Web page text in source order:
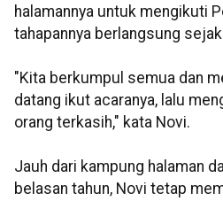
halamannya untuk mengikuti
tahapannya berlangsung
"Kita berkumpul semua dan
datang ikut acaranya, lalu
orang terkasih," kata Novi.
Jauh dari kampung halaman
belasan tahun, Novi tetap